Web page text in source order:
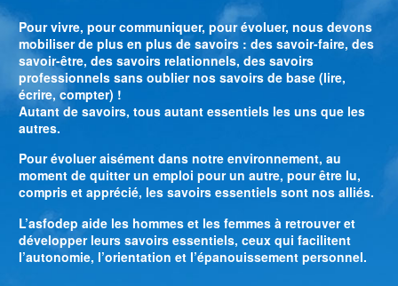
Pour vivre, pour communiquer, pour évoluer, nous devons
mobiliser de plus en plus de savoirs : des savoir-faire, des
savoir-être, des savoirs relationnels, des savoirs
professionnels sans oublier nos savoirs de base (lire,
écrire, compter) !
Autant de savoirs, tous autant essentiels les uns que les
autres.
Pour évoluer aisément dans notre environnement, au
moment de quitter un emploi pour un autre, pour être lu,
compris et apprécié, les savoirs essentiels sont nos alliés.
L’asfodep aide les hommes et les femmes à retrouver et
développer leurs savoirs essentiels, ceux qui facilitent
l’autonomie, l’orientation et l’épanouissement personnel.